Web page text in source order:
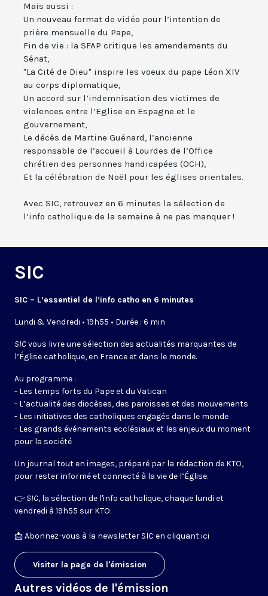
Mais aussi :
Un nouveau format de vidéo pour l’intention de
prière mensuelle du Pape,
Fin de vie : la SFAP critique les amendements du
Sénat,
"La Cité de Dieu" inspire les voeux du pape Léon XIV
au corps diplomatique,
Un accord sur l’indemnisation des victimes de
violences entre l’Eglise en Espagne et le
gouvernement,
Le décès de Martine Guénard, l’ancienne
responsable de l’accueil à Lourdes de l’Office
chrétien des personnes handicapées (OCH),
Et la célébration de Noël pour les églises orientales.
Avec SIC, retrouvez en 6 minutes la sélection de
l’info catholique de la semaine à ne pas manquer !
SIC
SIC – L’essentiel de l’info catho en 6 minutes
Lundi & Vendredi • 19h55 • Durée : 6 min
SICvous livre une sélection des actualités marquantes de
l’Église catholique, en France et dans le monde.
Au programme :
- Les temps forts du Pape et du Vatican
- L’actualité des diocèses, des paroisses et des mouvements
- Les initiatives des catholiques engagés dans le monde
- Les grands événements ecclésiaux et les enjeux du moment
pour la société
Un journal tout en images, préparé par la rédaction de KTO,
pour rester informé et connecté à la vie de l’Église.
👉 SIC, la sélection de l'info catholique, chaque lundi et
vendredi à 19h55 sur KTO.
📩Abonnez-vous à la newsletter SIC en cliquant ici
Visiter la page de l'émission
Autres vidéos de l'émission